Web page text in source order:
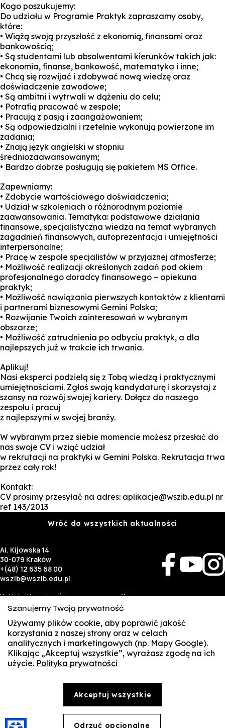
Kogo poszukujemy:
Do udziału w Programie Praktyk zapraszamy osoby,
które:
• Wiążą swoją przyszłość z ekonomią, finansami oraz
bankowością;
• Są studentami lub absolwentami kierunków takich jak:
ekonomia, finanse, bankowość, matematyka i inne;
• Chcą się rozwijać i zdobywać nową wiedzę oraz
doświadczenie zawodowe;
• Są ambitni i wytrwali w dążeniu do celu;
• Potrafią pracować w zespole;
• Pracują z pasją i zaangażowaniem;
• Są odpowiedzialni i rzetelnie wykonują powierzone im
zadania;
• Znają język angielski w stopniu
średniozaawansowanym;
• Bardzo dobrze posługują się pakietem MS Office.
Zapewniamy:
• Zdobycie wartościowego doświadczenia;
• Udział w szkoleniach o różnorodnym poziomie
zaawansowania. Tematyka: podstawowe działania
finansowe, specjalistyczna wiedza na temat wybranych
zagadnień finansowych, autoprezentacja i umiejętności
interpersonalne;
• Pracę w zespole specjalistów w przyjaznej atmosferze;
• Możliwość realizacji określonych zadań pod okiem
profesjonalnego doradcy finansowego – opiekuna
praktyk;
• Możliwość nawiązania pierwszych kontaktów z klientami
i partnerami biznesowymi Gemini Polska;
• Rozwijanie Twoich zainteresowań w wybranym
obszarze;
• Możliwość zatrudnienia po odbyciu praktyk, a dla
najlepszych już w trakcie ich trwania.
Aplikuj!
Nasi eksperci podzielą się z Tobą wiedzą i praktycznymi
umiejętnościami. Zgłoś swoją kandydaturę i skorzystaj z
szansy na rozwój swojej kariery. Dołącz do naszego
zespołu i pracuj
z najlepszymi w swojej branży.
W wybranym przez siebie momencie możesz przesłać do
nas swoje CV i wziąć udział
w rekrutacji na praktyki w Gemini Polska. Rekrutacja trwa
przez cały rok!
Kontakt:
CV prosimy przesyłać na adres: aplikacje@wszib.edu.pl nr
ref 143/2013
Wróć do wszystkich aktualności
Al. Kijowska 14
30-079 Kraków
+(48) 12 635 68 00
wszib@wszib.edu.pl
Polityka Prywatności
RODO
Identyfikacja wizualna
O nas
Rekrutacja
Studia
Kontakt
Biznes
Wynajem sal
Targi pracy
Student
Multis Multum
Treści zawarte na stronie www.wszib.edu.pl oraz jej podstronach stanowią, o ile nie wskazano
części: kopiowania, reprodukowania, modyfikowania, dystrybuowania, publikowania,
wyświetlania, utrwalania oraz wykorzystywania w jakiejkolwiek innej formie. Ograniczenia
Szanujemy Twoją prywatność
Używamy plików cookie, aby poprawić jakość
korzystania z naszej strony oraz w celach
analitycznych i marketingowych (np. Mapy Google).
Klikając „Akceptuj wszystkie”, wyrażasz zgodę na ich
użycie. Polityka prywatności
Akceptuj wszystkie
Odrzuć opcjonalne